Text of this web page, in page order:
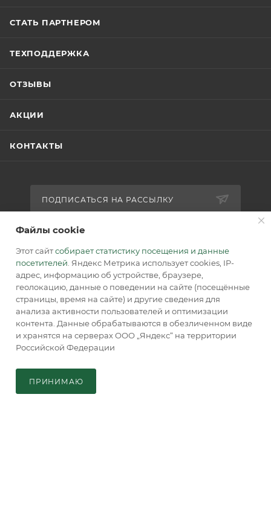
СТАТЬ ПАРТНЕРОМ
ТЕХПОДДЕРЖКА
ОТЗЫВЫ
АКЦИИ
КОНТАКТЫ
ПОДПИСАТЬСЯ НА РАССЫЛКУ
info@accordsb.ru
129085, г. Москва, Годовикова ул., д. 9,
стр. 1, пом. 2.2
Адрес для почтовой корреспонденции:
129085, г. Москва, а/я. 64
Файлы cookie
Этот сайтсобирает статистику посещения и данные
посетителей . Яндекс Метрика использует cookies, IP-
адрес, информацию об устройстве, браузере,
геолокацию, данные о поведении на сайте (посещённые
страницы, время на сайте) и другие сведения для
анализа активности пользователей и оптимизации
контента. Данные обрабатываются в обезличенном виде
и хранятся на серверах ООО „Яндекс“ на территории
Российской Федерации
ПРИНИМАЮ
Главная
Кабинет